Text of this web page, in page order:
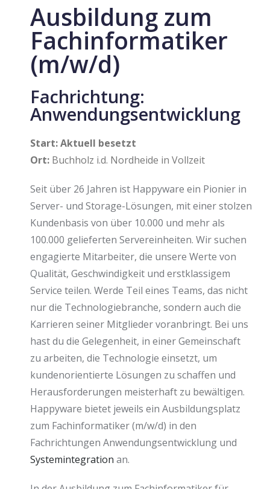
Ausbildung zum
Fachinformatiker
(m/w/d)
Fachrichtung:
Anwendungsentwicklung
Start: Aktuell besetzt
Ort: Buchholz i.d. Nordheide in Vollzeit
Seit über 26 Jahren ist Happyware ein Pionier in
Server- und Storage-Lösungen, mit einer stolzen
Kundenbasis von über 10.000 und mehr als
100.000 gelieferten Servereinheiten. Wir suchen
engagierte Mitarbeiter, die unsere Werte von
Qualität, Geschwindigkeit und erstklassigem
Service teilen. Werde Teil eines Teams, das nicht
nur die Technologiebranche, sondern auch die
Karrieren seiner Mitglieder voranbringt. Bei uns
hast du die Gelegenheit, in einer Gemeinschaft
zu arbeiten, die Technologie einsetzt, um
kundenorientierte Lösungen zu schaffen und
Herausforderungen meisterhaft zu bewältigen.
Happyware bietet jeweils ein Ausbildungsplatz
zum Fachinformatiker (m/w/d) in den
Fachrichtungen Anwendungsentwicklung und
Systemintegration an.